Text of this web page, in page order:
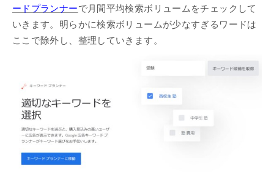
ードプランナーで月間平均検索ボリュームをチェックして
いきます。明らかに検索ボリュームが少なすぎるワードは
ここで除外し、整理していきます。